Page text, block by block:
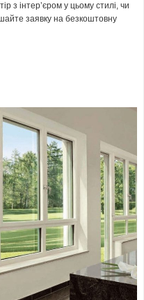
з інтер’єром у цьому стилі, чи
заявку на безкоштовну